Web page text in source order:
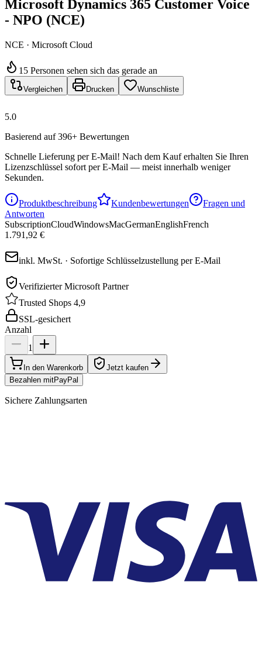
Microsoft Dynamics 365 Customer Voice
- NPO (NCE)
NCE · Microsoft Cloud
15 Personen sehen sich das gerade an
Vergleichen Drucken Wunschliste
5.0
Basierend auf 396+ Bewertungen
Schnelle Lieferung per E-Mail! Nach dem Kauf erhalten Sie Ihren
Lizenzschlüssel sofort per E-Mail — meist innerhalb weniger
Sekunden.
Produktbeschreibung Kundenbewertungen
Fragen und
Antworten
SubscriptionCloudWindowsMacGermanEnglishFrench
1.791,92 €
inkl. MwSt. · Sofortige Schlüsselzustellung per E-Mail
Verifizierter Microsoft Partner
Trusted Shops 4,9
SSL-gesichert
Anzahl
1
In den Warenkorb
Jetzt kaufen
Bezahlen mitPayPal
Sichere Zahlungsarten